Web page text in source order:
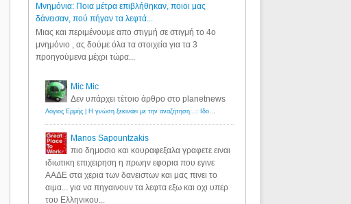
Μνημόνια: Ποια μέτρα επιβλήθηκαν, ποιοι μας
δάνεισαν, πού πήγαν τα λεφτά...
Μιας και περιμένουμε απο στιγμή σε στιγμή το 4ο
μνημόνιο , ας δούμε όλα τα στοιχεία για τα 3
προηγούμενα μέχρι τώρα...
Mic Mic
Δεν υπάρχει τέτοιο άρθρο στο planetnews
Λόγιος Ερμής | Η γνώση ξεκινάει με την αναζήτηση...: Ιδού οι 18 που χρωστούν 11 δις ευρώ!
Manos Sapountzakis
πιο δημοσιο και κουραφεξαλα γραφετε ειναι
ιδιωτικη επιχειρηση η πρωην εφορια που εγινε
ΑΑΔΕ στα χερια των δανειστων και μας πινει το
αιμα... για να πηγαινουν τα λεφτα εξω και οχι υπερ
του Ελληνικου...